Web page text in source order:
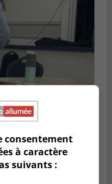
candidats
consentement
à caractère
suivants :